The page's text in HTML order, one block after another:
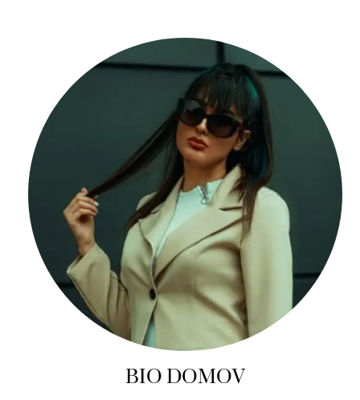
BIO DOMOV